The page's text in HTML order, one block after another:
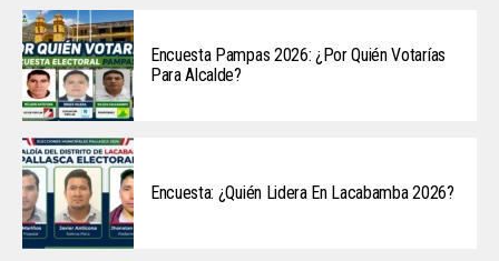
Encuesta Pampas 2026: ¿Por Quién Votarías
Para Alcalde?
Encuesta: ¿Quién Lidera En Lacabamba 2026?